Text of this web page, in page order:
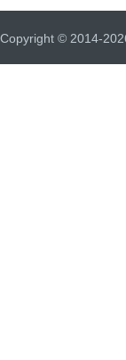
Copyright © 2014-